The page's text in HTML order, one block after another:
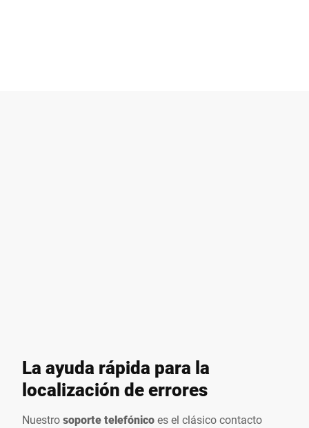
La ayuda rápida para la
localización de errores
Nuestrosoporte telefónicoes el clásico contacto